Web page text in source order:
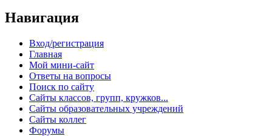
Навигация
Вход/регистрация
Главная
Мой мини-сайт
Ответы на вопросы
Поиск по сайту
Сайты классов, групп, кружков...
Сайты образовательных учреждений
Сайты коллег
Форумы